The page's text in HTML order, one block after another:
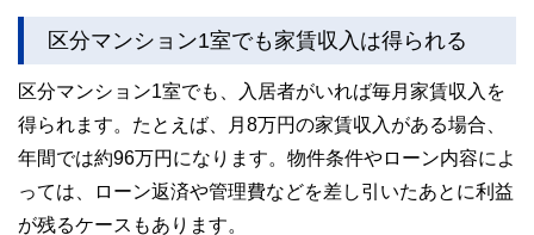
区分マンション1室でも家賃収入は得られる
区分マンション1室でも、入居者がいれば毎月家賃収入を
得られます。たとえば、月8万円の家賃収入がある場合、
年間では約96万円になります。物件条件やローン内容によ
っては、ローン返済や管理費などを差し引いたあとに利益
が残るケースもあります。